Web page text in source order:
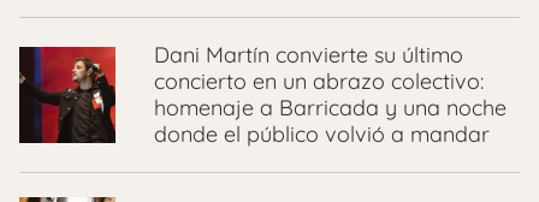
Dani Martín convierte su último
concierto en un abrazo colectivo:
homenaje a Barricada y una noche
donde el público volvió a mandar